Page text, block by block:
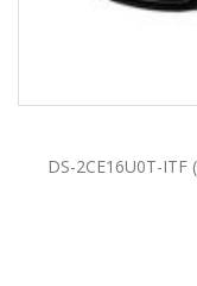
DS-2CE16U0T-